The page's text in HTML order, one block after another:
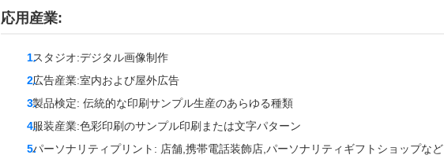
応用産業:
スタジオ:デジタル画像制作
広告産業:室内および屋外広告
製品検定: 伝統的な印刷サンプル生産のあらゆる種類
服装産業:色彩印刷のサンプル印刷または文字パターン
パーソナリティプリント: 店舗,携帯電話装飾店,パーソナリティギフトショップなど